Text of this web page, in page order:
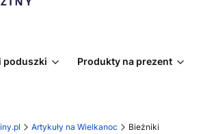
poduszki Produkty na prezent
Artykuły na Wielkanoc Bieżniki